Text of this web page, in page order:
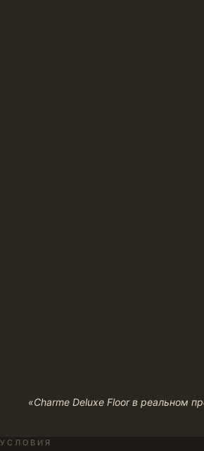
«Charme Deluxe Floor в реальном
УСЛОВИЯ